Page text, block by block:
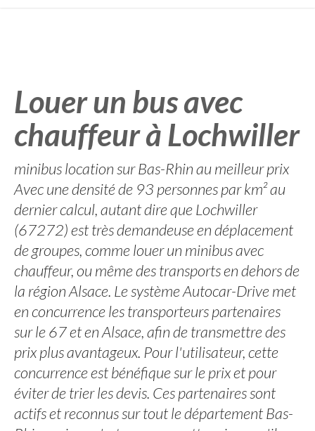
Louer un bus avec
chauffeur à Lochwiller
minibus location sur Bas-Rhin au meilleur prix
Avec une densité de 93 personnes par km² au
dernier calcul, autant dire que Lochwiller
(67272) est très demandeuse en déplacement
de groupes, comme louer un minibus avec
chauffeur, ou même des transports en dehors de
la région Alsace. Le système Autocar-Drive met
en concurrence les transporteurs partenaires
sur le 67 et en Alsace, afin de transmettre des
prix plus avantageux. Pour l'utilisateur, cette
concurrence est bénéfique sur le prix et pour
éviter de trier les devis. Ces partenaires sont
actifs et reconnus sur tout le département Bas-